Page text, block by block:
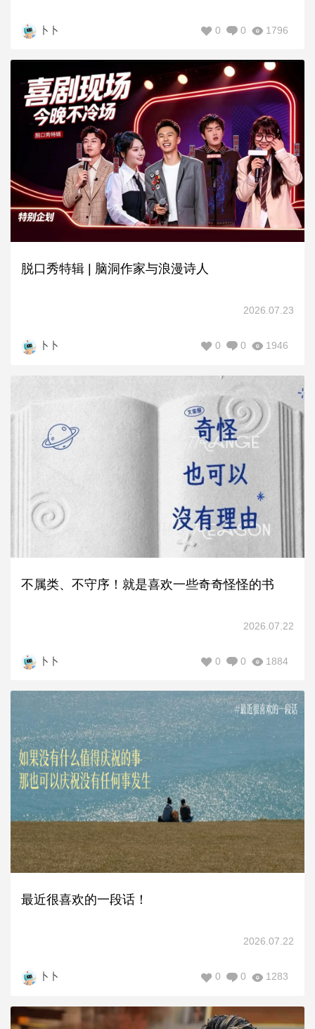
卜卜 1796
0
0
脱口秀特辑 | 脑洞作家与浪漫诗人
2026.07.23
卜卜 1946
0
0
不属类、不守序！就是喜欢一些奇奇怪怪的书
2026.07.22
卜卜 1884
0
0
最近很喜欢的一段话！
2026.07.22
卜卜 1283
0
0